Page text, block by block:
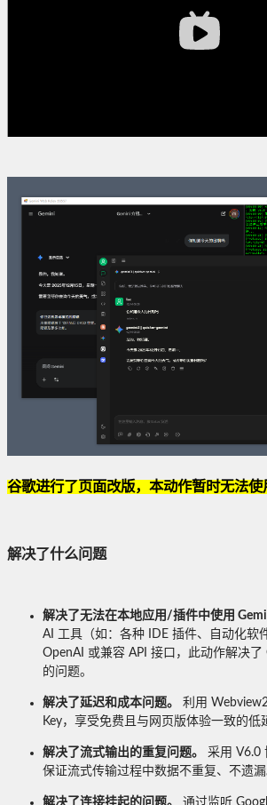
谷歌进行了页面改版，本动作暂时无法使
解决了什么问题
解决了无法在本地应用/插件中使用
AI 工具（如：各种 IDE 插件、自动化软
OpenAI 或兼容 API 接口，此动作解决了
的问题。
解决了延迟和成本问题。
利用
Key，享受免费且与网页版体验一致的低
解决了流式输出的重复问题。
采用 V6.0
保证流式传输过程中数据不重复、不遗漏